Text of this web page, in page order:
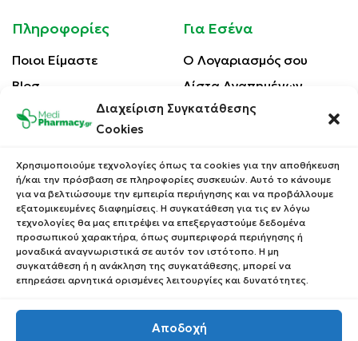
Διαχείριση Συγκατάθεσης
Cookies
Χρησιμοποιούμε τεχνολογίες όπως τα cookies για την αποθήκευση
ή/και την πρόσβαση σε πληροφορίες συσκευών. Αυτό το κάνουμε
για να βελτιώσουμε την εμπειρία περιήγησης και να προβάλλουμε
εξατομικευμένες διαφημίσεις. Η συγκατάθεση για τις εν λόγω
τεχνολογίες θα μας επιτρέψει να επεξεργαστούμε δεδομένα
προσωπικού χαρακτήρα, όπως συμπεριφορά περιήγησης ή
μοναδικά αναγνωριστικά σε αυτόν τον ιστότοπο. Η μη
συγκατάθεση ή η ανάκληση της συγκατάθεσης, μπορεί να
επηρεάσει αρνητικά ορισμένες λειτουργίες και δυνατότητες.
Αποδοχή
Πληροφορίες
Ποιοι Είμαστε
Blog
Επικοινωνία
Πολιτική Απορρήτου
Τρόποι Αποστολής
Τρόποι Πληρωμής
Επιστροφές Προϊόντων
Για Εσένα
Ο Λογαριασμός σου
Λίστα Αγαπημένων
Οι Παραγγελίες σου
Κέρδισε Κουπόνι
Έκπτωσης